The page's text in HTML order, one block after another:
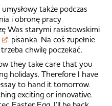
także podczas
i obronę pracy
Was starymi rasistowskimi
pisanka. Na coś zupełnie
chwilę poczekać.
they take care that you
holidays. Therefore I have
to hand it tomorrow.
exciting or innovative.